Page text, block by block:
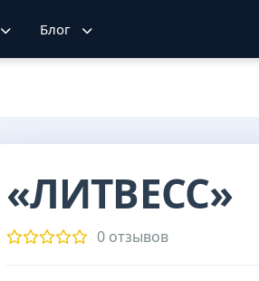
Блог
«ЛИТВЕСС»
0 отзывов